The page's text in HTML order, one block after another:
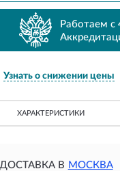
Работаем
Узнать о снижении цены
ХАРАКТЕРИСТИКИ
ДОСТАВКА В МОСКВА